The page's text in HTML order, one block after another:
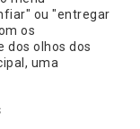
ou "entregar
os
dos olhos dos
uma